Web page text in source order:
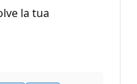
la tua